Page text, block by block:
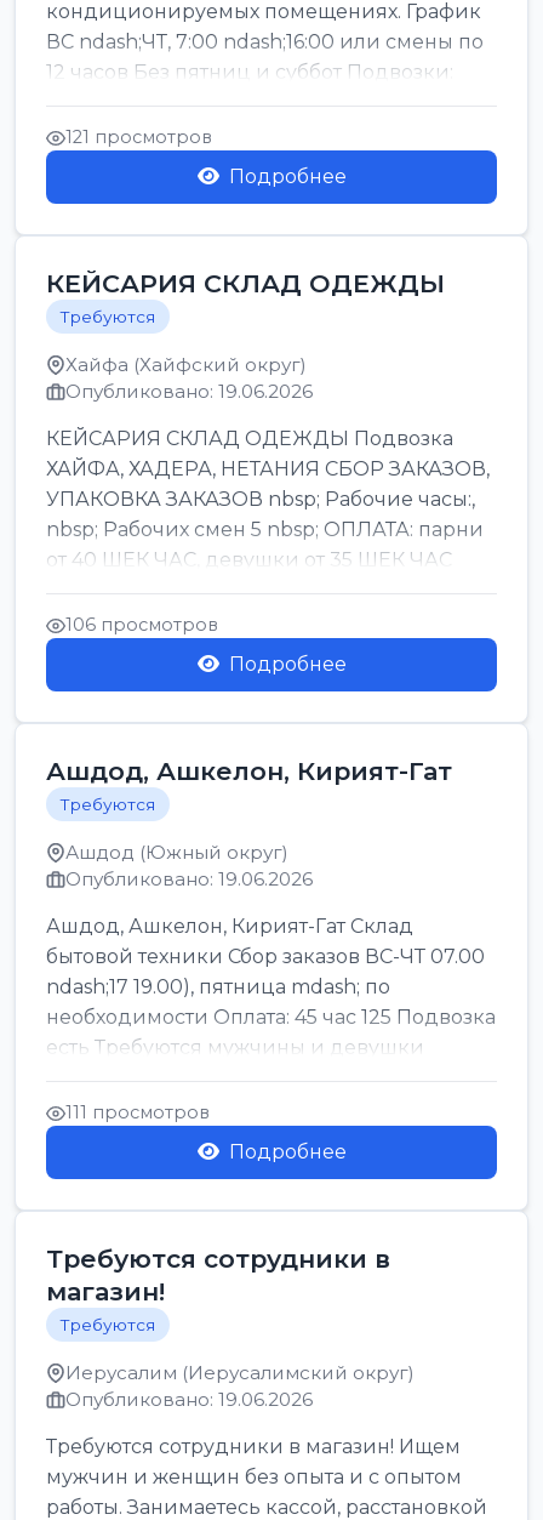
кондиционируемых помещениях. График
ВС ndash;ЧТ, 7:00 ndash;16:00 или смены по
12 часов Без пятниц и суббот Подвозки:
Офаким, Нети...
121 просмотров
Подробнее
КЕЙСАРИЯ СКЛАД ОДЕЖДЫ
Требуются
Хайфа (Хайфский округ)
Опубликовано: 19.06.2026
КЕЙСАРИЯ СКЛАД ОДЕЖДЫ Подвозка
ХАЙФА, ХАДЕРА, НЕТАНИЯ СБОР ЗАКАЗОВ,
УПАКОВКА ЗАКАЗОВ nbsp; Рабочие часы:,
nbsp; Рабочих смен 5 nbsp; ОПЛАТА: парни
от 40 ШЕК ЧАС, девушки от 35 ШЕК ЧАС
БОНУСЫ 1500 ШЕК ...
106 просмотров
Подробнее
Ашдод, Ашкелон, Кирият-Гат
Требуются
Ашдод (Южный округ)
Опубликовано: 19.06.2026
Ашдод, Ашкелон, Кирият-Гат Склад
бытовой техники Сбор заказов ВС-ЧТ 07.00
ndash;17 19.00), пятница mdash; по
необходимости Оплата: 45 час 125 Подвозка
есть Требуются мужчины и девушки
Только официальн...
111 просмотров
Подробнее
Требуются сотрудники в
магазин!
Требуются
Иерусалим (Иерусалимский округ)
Опубликовано: 19.06.2026
Требуются сотрудники в магазин! Ищем
мужчин и женщин без опыта и с опытом
работы. Занимаетесь кассой, расстановкой